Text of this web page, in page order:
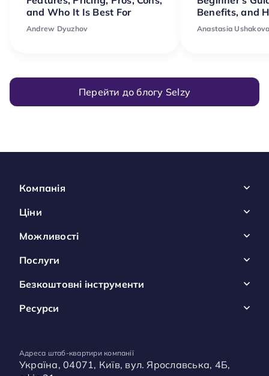
and Who It Is Best For
Andrew Dyuzhov
Benefits, and
Anastasia
Перейти до блогу Selzy
Компанія
Ціни
Можливості
Послуги
Безкоштовні інструменти
Ресурси
Адреса штаб-квартири компанії
Україна, 04071, Київ, вул. Ярославська, 4Б,